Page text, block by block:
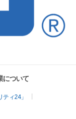
について
ィ24」